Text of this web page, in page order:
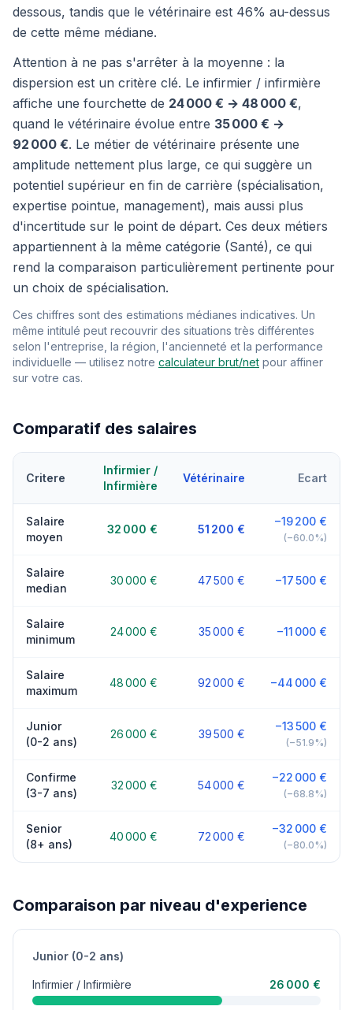
dessous, tandis que le vétérinaire est 46% au-dessus
de cette même médiane.
Attention à ne pas s'arrêter à la moyenne : la
dispersion est un critère clé. Le infirmier / infirmière
affiche une fourchette de 24 000 € → 48 000 €,
quand le vétérinaire évolue entre 35 000 € →
92 000 €. Le métier de vétérinaire présente une
amplitude nettement plus large, ce qui suggère un
potentiel supérieur en fin de carrière (spécialisation,
expertise pointue, management), mais aussi plus
d'incertitude sur le point de départ. Ces deux métiers
appartiennent à la même catégorie (Santé), ce qui
rend la comparaison particulièrement pertinente pour
un choix de spécialisation.
Ces chiffres sont des estimations médianes indicatives. Un
même intitulé peut recouvrir des situations très différentes
selon l'entreprise, la région, l'ancienneté et la performance
individuelle — utilisez notre calculateur brut/net pour affiner
sur votre cas.
Comparatif des salaires
Critere
Infirmier /
Infirmière
Vétérinaire Ecart
Salaire
moyen
32 000 € 51 200 €
−19 200 €
(−60.0%)
Salaire
median
30 000 € 47 500 € −17 500 €
Salaire
minimum
24 000 € 35 000 € −11 000 €
Salaire
maximum
48 000 € 92 000 € −44 000 €
Junior
(0-2 ans)
26 000 € 39 500 €
−13 500 €
(−51.9%)
Confirme
(3-7 ans)
32 000 € 54 000 €
−22 000 €
(−68.8%)
Senior
(8+ ans)
40 000 € 72 000 €
−32 000 €
(−80.0%)
Comparaison par niveau d'experience
Junior (0-2 ans)
Infirmier / Infirmière 26 000 €